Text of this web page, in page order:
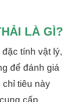
LÀ GÌ?
tính vật lý,
để đánh giá
tiêu này
cấp